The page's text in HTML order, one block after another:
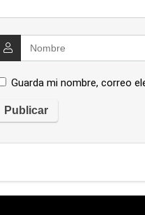
Guarda mi nombre, correo